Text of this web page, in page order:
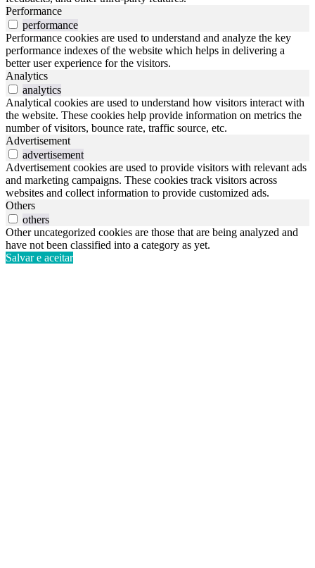
Performance
performance
Performance cookies are used to understand and analyze the key
performance indexes of the website which helps in delivering a
better user experience for the visitors.
Analytics
analytics
Analytical cookies are used to understand how visitors interact with
the website. These cookies help provide information on metrics the
number of visitors, bounce rate, traffic source, etc.
Advertisement
advertisement
Advertisement cookies are used to provide visitors with relevant ads
and marketing campaigns. These cookies track visitors across
websites and collect information to provide customized ads.
Others
others
Other uncategorized cookies are those that are being analyzed and
have not been classified into a category as yet.
Salvar e aceitar